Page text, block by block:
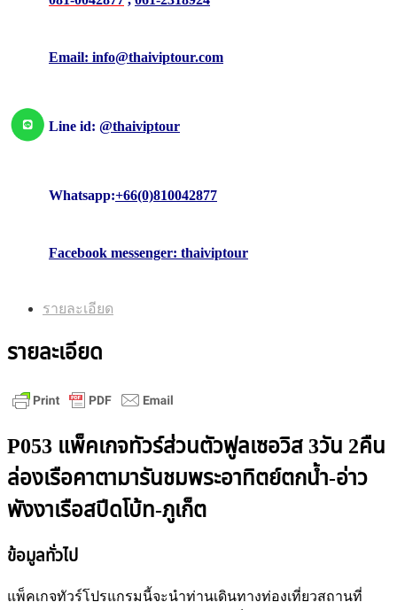
Email: info@thaiviptour.com
Line id: @thaiviptour
Whatsapp:+66(0)810042877
Facebook messenger: thaiviptour
รายละเอียด
รายละเอียด
P053 แพ็คเกจทัวร์ส่วนตัวฟูลเซอวิส 3วัน 2คืน
ล่องเรือคาตามารันชมพระอาทิตย์ตกน้ำ-อ่าว
พังงาเรือสปีดโบ้ท-ภูเก็ต
ข้อมูลทั่วไป
แพ็คเกจทัวร์โปรแกรมนี้จะนำท่านเดินทางท่องเที่ยวสถานที่